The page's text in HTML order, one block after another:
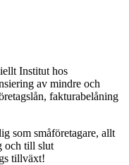
Institut hos
av mindre och
fakturabelåning
som småföretagare, allt
och till slut
tillväxt!